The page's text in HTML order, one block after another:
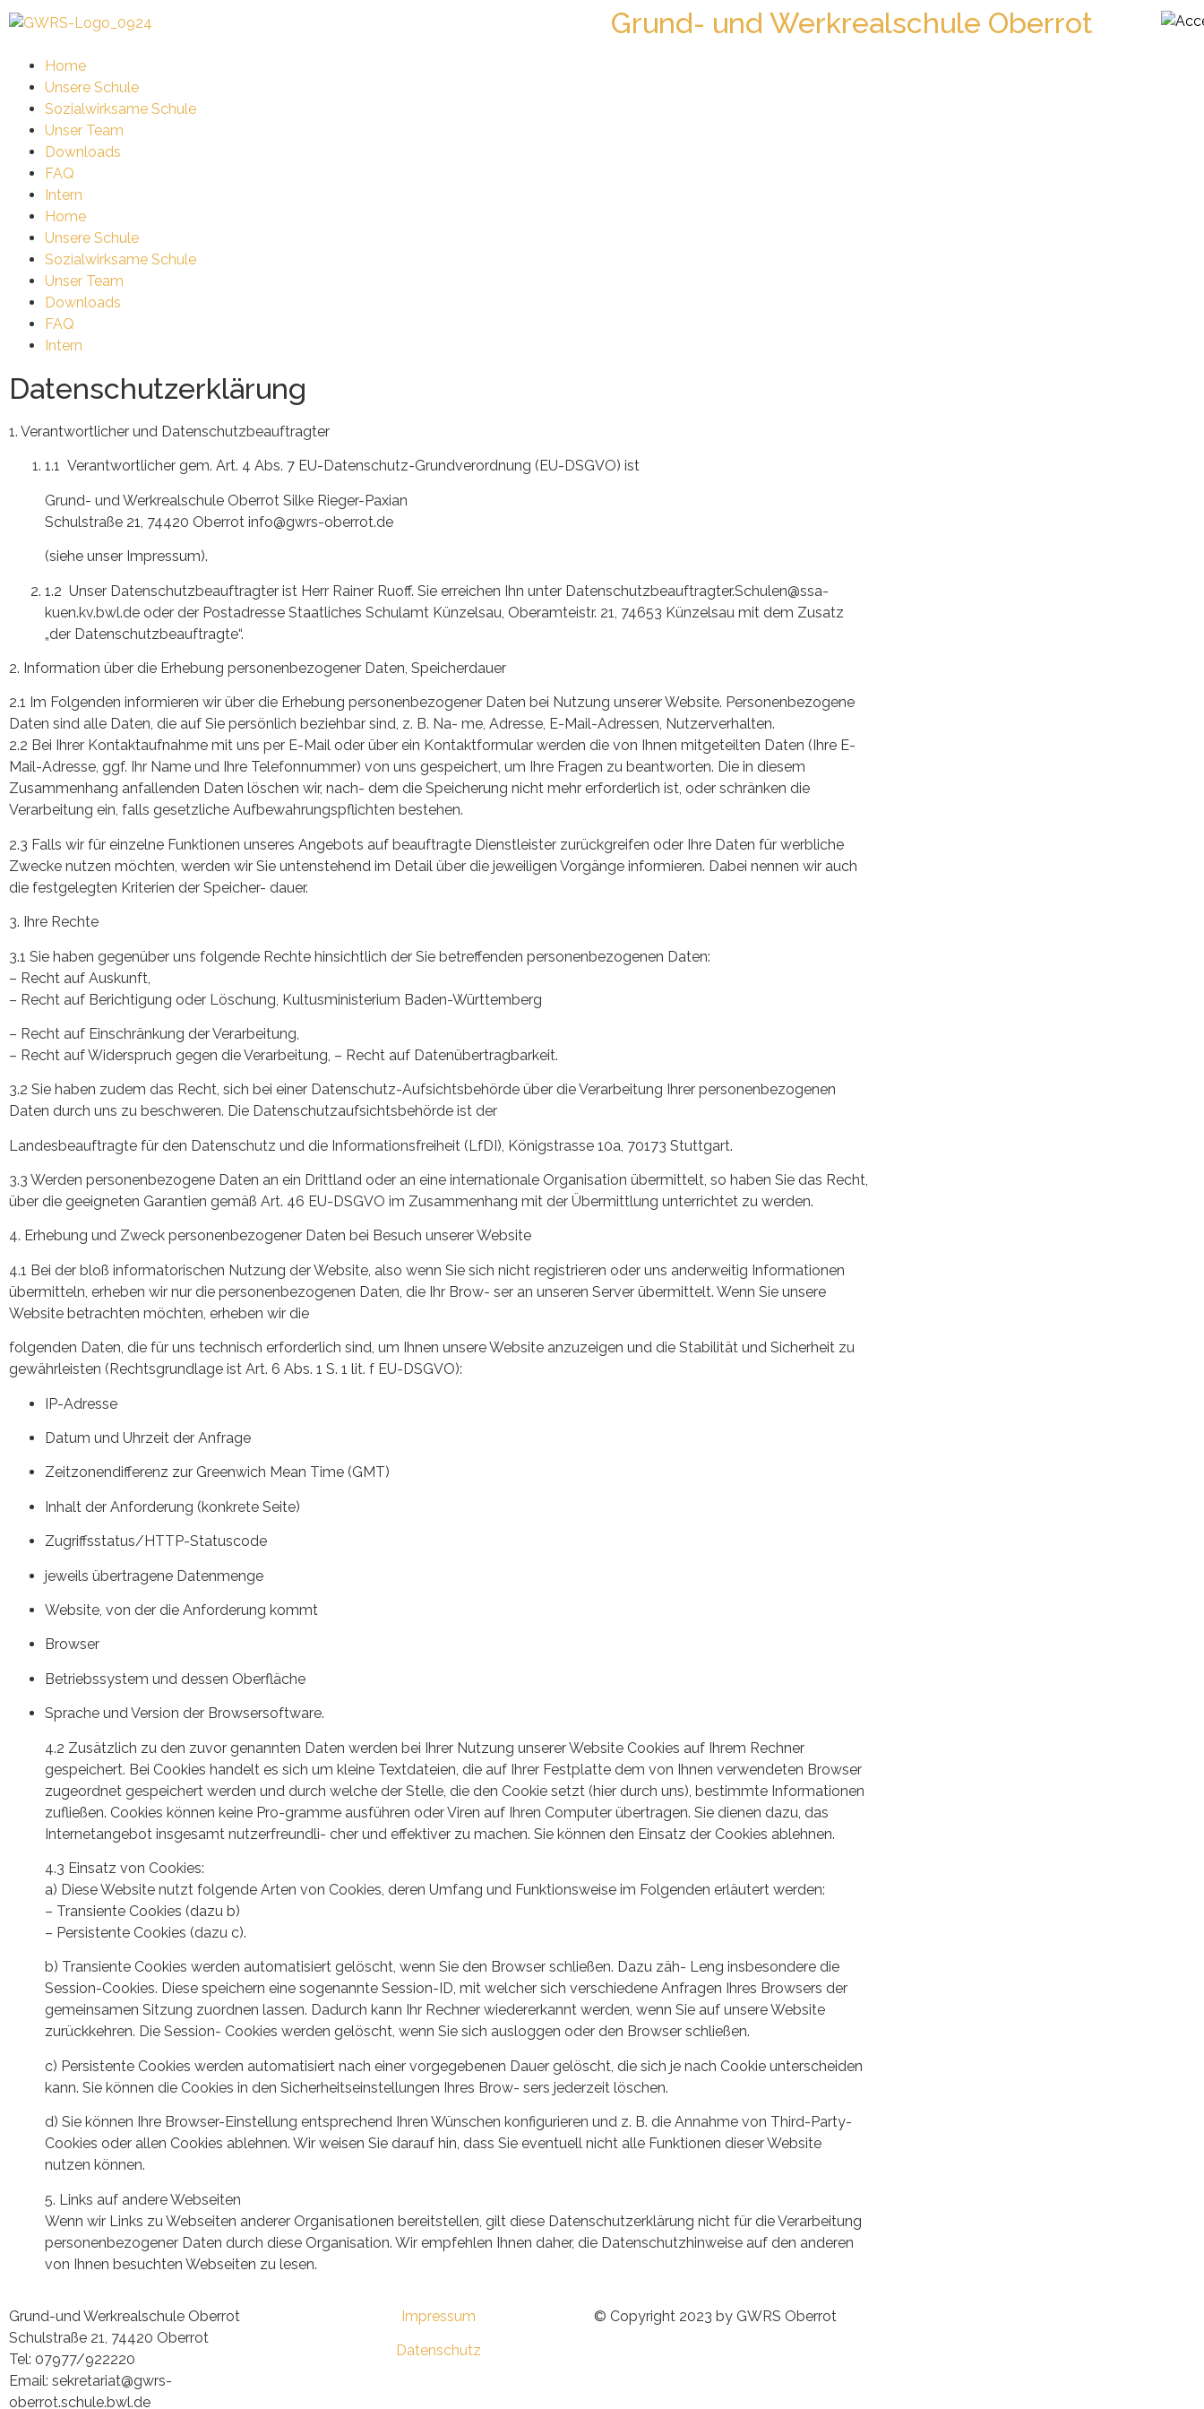
Grund- und Werkrealschule Oberrot
Home
Unsere Schule
Sozialwirksame Schule
Unser Team
Downloads
FAQ
Intern
Home
Unsere Schule
Sozialwirksame Schule
Unser Team
Downloads
FAQ
Intern
Datenschutzerklärung
1. Verantwortlicher und Datenschutzbeauftragter
1.1 Verantwortlicher gem. Art. 4 Abs. 7 EU-Datenschutz-Grundverordnung (EU-DSGVO) ist
Grund- und Werkrealschule Oberrot Silke Rieger-Paxian
Schulstraße 21, 74420 Oberrot info@gwrs-oberrot.de
(siehe unser Impressum).
1.2 Unser Datenschutzbeauftragter ist Herr Rainer Ruoff. Sie erreichen Ihn unter Datenschutzbeauftragter.Schulen@ssa-
kuen.kv.bwl.de oder der Postadresse Staatliches Schulamt Künzelsau, Oberamteistr. 21, 74653 Künzelsau mit dem Zusatz
„der Datenschutzbeauftragte“.
2. Information über die Erhebung personenbezogener Daten, Speicherdauer
2.1 Im Folgenden informieren wir über die Erhebung personenbezogener Daten bei Nutzung unserer Website. Personenbezogene
Daten sind alle Daten, die auf Sie persönlich beziehbar sind, z. B. Na- me, Adresse, E-Mail-Adressen, Nutzerverhalten.
2.2 Bei Ihrer Kontaktaufnahme mit uns per E-Mail oder über ein Kontaktformular werden die von Ihnen mitgeteilten Daten (Ihre E-
Mail-Adresse, ggf. Ihr Name und Ihre Telefonnummer) von uns gespeichert, um Ihre Fragen zu beantworten. Die in diesem
Zusammenhang anfallenden Daten löschen wir, nach- dem die Speicherung nicht mehr erforderlich ist, oder schränken die
Verarbeitung ein, falls gesetzliche Aufbewahrungspflichten bestehen.
2.3 Falls wir für einzelne Funktionen unseres Angebots auf beauftragte Dienstleister zurückgreifen oder Ihre Daten für werbliche
Zwecke nutzen möchten, werden wir Sie untenstehend im Detail über die jeweiligen Vorgänge informieren. Dabei nennen wir auch
die festgelegten Kriterien der Speicher- dauer.
3. Ihre Rechte
3.1 Sie haben gegenüber uns folgende Rechte hinsichtlich der Sie betreffenden personenbezogenen Daten:
– Recht auf Auskunft,
– Recht auf Berichtigung oder Löschung, Kultusministerium Baden-Württemberg
– Recht auf Einschränkung der Verarbeitung,
– Recht auf Widerspruch gegen die Verarbeitung, – Recht auf Datenübertragbarkeit.
3.2 Sie haben zudem das Recht, sich bei einer Datenschutz-Aufsichtsbehörde über die Verarbeitung Ihrer personenbezogenen
Daten durch uns zu beschweren. Die Datenschutzaufsichtsbehörde ist der
Landesbeauftragte für den Datenschutz und die Informationsfreiheit (LfDI), Königstrasse 10a, 70173 Stuttgart.
3.3 Werden personenbezogene Daten an ein Drittland oder an eine internationale Organisation übermittelt, so haben Sie das Recht,
über die geeigneten Garantien gemäß Art. 46 EU-DSGVO im Zusammenhang mit der Übermittlung unterrichtet zu werden.
4. Erhebung und Zweck personenbezogener Daten bei Besuch unserer Website
4.1 Bei der bloß informatorischen Nutzung der Website, also wenn Sie sich nicht registrieren oder uns anderweitig Informationen
übermitteln, erheben wir nur die personenbezogenen Daten, die Ihr Brow- ser an unseren Server übermittelt. Wenn Sie unsere
Website betrachten möchten, erheben wir die
folgenden Daten, die für uns technisch erforderlich sind, um Ihnen unsere Website anzuzeigen und die Stabilität und Sicherheit zu
gewährleisten (Rechtsgrundlage ist Art. 6 Abs. 1 S. 1 lit. f EU-DSGVO):
IP-Adresse
Datum und Uhrzeit der Anfrage
Zeitzonendifferenz zur Greenwich Mean Time (GMT)
Inhalt der Anforderung (konkrete Seite)
Zugriffsstatus/HTTP-Statuscode
jeweils übertragene Datenmenge
Website, von der die Anforderung kommt
Browser
Betriebssystem und dessen Oberfläche
Sprache und Version der Browsersoftware.
4.2 Zusätzlich zu den zuvor genannten Daten werden bei Ihrer Nutzung unserer Website Cookies auf Ihrem Rechner
gespeichert. Bei Cookies handelt es sich um kleine Textdateien, die auf Ihrer Festplatte dem von Ihnen verwendeten Browser
zugeordnet gespeichert werden und durch welche der Stelle, die den Cookie setzt (hier durch uns), bestimmte Informationen
zufließen. Cookies können keine Pro-gramme ausführen oder Viren auf Ihren Computer übertragen. Sie dienen dazu, das
Internetangebot insgesamt nutzerfreundli- cher und effektiver zu machen. Sie können den Einsatz der Cookies ablehnen.
4.3 Einsatz von Cookies:
a) Diese Website nutzt folgende Arten von Cookies, deren Umfang und Funktionsweise im Folgenden erläutert werden:
– Transiente Cookies (dazu b)
– Persistente Cookies (dazu c).
b) Transiente Cookies werden automatisiert gelöscht, wenn Sie den Browser schließen. Dazu zäh- Leng insbesondere die
Session-Cookies. Diese speichern eine sogenannte Session-ID, mit welcher sich verschiedene Anfragen Ihres Browsers der
gemeinsamen Sitzung zuordnen lassen. Dadurch kann Ihr Rechner wiedererkannt werden, wenn Sie auf unsere Website
zurückkehren. Die Session- Cookies werden gelöscht, wenn Sie sich ausloggen oder den Browser schließen.
c) Persistente Cookies werden automatisiert nach einer vorgegebenen Dauer gelöscht, die sich je nach Cookie unterscheiden
kann. Sie können die Cookies in den Sicherheitseinstellungen Ihres Brow- sers jederzeit löschen.
d) Sie können Ihre Browser-Einstellung entsprechend Ihren Wünschen konfigurieren und z. B. die Annahme von Third-Party-
Cookies oder allen Cookies ablehnen. Wir weisen Sie darauf hin, dass Sie eventuell nicht alle Funktionen dieser Website
nutzen können.
5. Links auf andere Webseiten
Wenn wir Links zu Webseiten anderer Organisationen bereitstellen, gilt diese Datenschutzerklärung nicht für die Verarbeitung
personenbezogener Daten durch diese Organisation. Wir empfehlen Ihnen daher, die Datenschutzhinweise auf den anderen
von Ihnen besuchten Webseiten zu lesen.
Grund-und Werkrealschule Oberrot
Schulstraße 21, 74420 Oberrot​
Tel: 07977/922220
Email: sekretariat@gwrs-
oberrot.schule.bwl.de
Impressum
Datenschutz
© Copyright 2023 by GWRS Oberrot